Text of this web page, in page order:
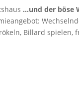
…und der böse
Billard